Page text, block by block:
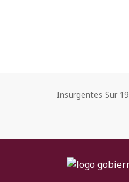
Insurgentes Sur